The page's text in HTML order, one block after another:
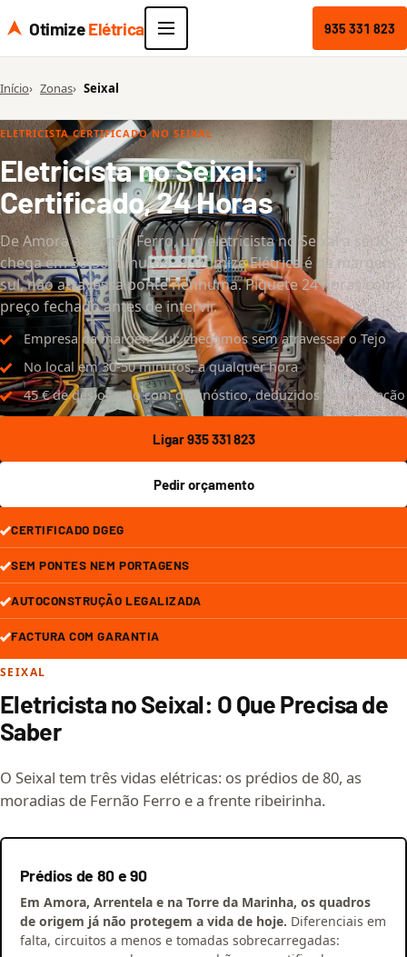
OtimizeElétrica 935 331 823
Início Zonas Seixal
ELETRICISTA CERTIFICADO NO SEIXAL
Eletricista no Seixal:
Certificado, 24 Horas
De Amora a Fernão Ferro, um eletricista no Seixal a sério
chega em 30-50 minutos - a Otimize Elétrica é da margem
sul, não atravessa ponte nenhuma. Piquete 24 horas com
preço fechado antes de intervir.
Empresa da margem sul: chegamos sem atravessar o Tejo
No local em 30-50 minutos, a qualquer hora
45 € de deslocação com diagnóstico, deduzidos na reparação
Ligar 935 331 823
Pedir orçamento
CERTIFICADO DGEG
SEM PONTES NEM PORTAGENS
AUTOCONSTRUÇÃO LEGALIZADA
FACTURA COM GARANTIA
SEIXAL
Eletricista no Seixal: O Que Precisa de
Saber
O Seixal tem três vidas elétricas: os prédios de 80, as
moradias de Fernão Ferro e a frente ribeirinha.
Prédios de 80 e 90
Em Amora, Arrentela e na Torre da Marinha, os quadros
de origem já não protegem a vida de hoje. Diferenciais em
falta, circuitos a menos e tomadas sobrecarregadas: